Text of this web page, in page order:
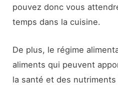
pouvez donc vous
temps dans la cuisine.
De plus, le régime
aliments qui peuvent
la santé et des